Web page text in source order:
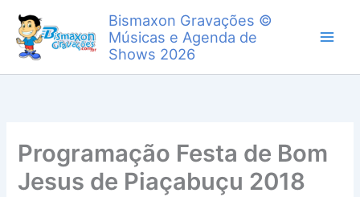
para
Bismaxon Gravações ©
Músicas e Agenda de
Shows 2026
Programação Festa de Bom
Jesus de Piaçabuçu 2018